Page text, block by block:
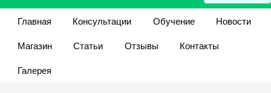
Главная Консультации Обучение
Новости
Магазин
Статьи Отзывы
Контакты
Галерея